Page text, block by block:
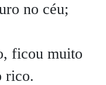
no céu;
ficou muito
rico.